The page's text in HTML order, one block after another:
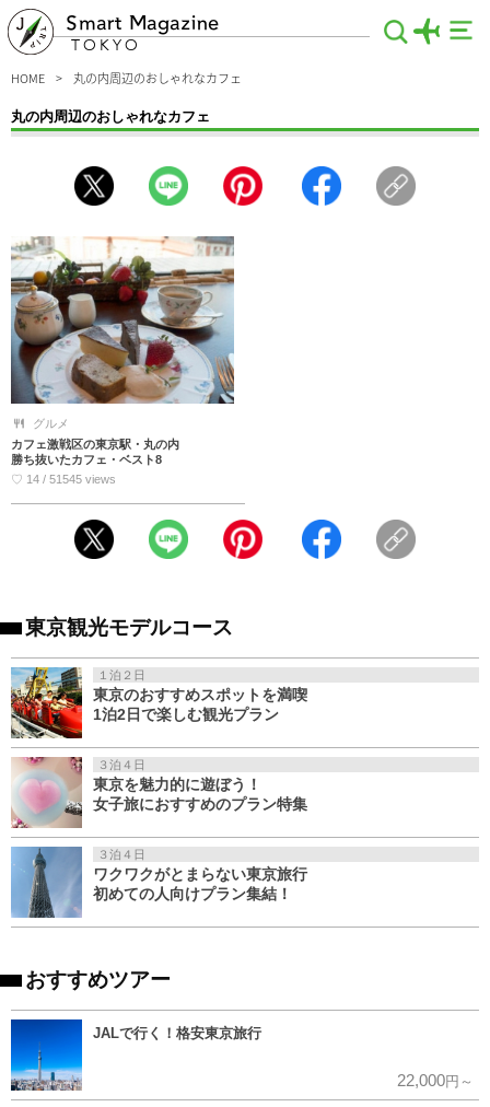
Smart Magazine
TOKYO
HOME 丸の内周辺のおしゃれなカフェ
丸の内周辺のおしゃれなカフェ
直結のカフェ、ランチ時に行列のできるお店、スイーツだけじゃなく美味しいグル
メも味わえるおしゃれカフェなど、知っておかないと損する情報を厳選して収集♪
グルメ
カフェ激戦区の東京駅・丸の内
勝ち抜いたカフェ・ベスト8
♡ 14 / 51545 views
東京観光モデルコース
１泊２日
東京のおすすめスポットを満喫
1泊2日で楽しむ観光プラン
３泊４日
東京を魅力的に遊ぼう！
女子旅におすすめのプラン特集
３泊４日
ワクワクがとまらない東京旅行
初めての人向けプラン集結！
おすすめツアー
JALで行く！格安東京旅行
22,000円～